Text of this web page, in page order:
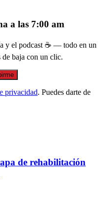
a las 7:00 am
y el podcast ☕ — todo en un
de baja con un clic.
privacidad. Puedes darte de
de rehabilitación